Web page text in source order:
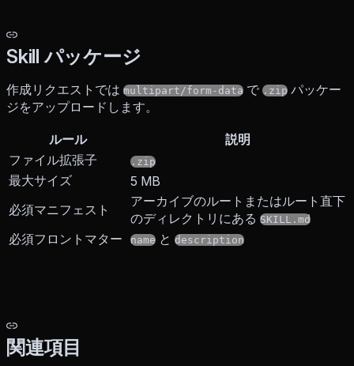
Skill パッケージ
作成リクエストでは multipart/form-data で .zip パッケー
ジをアップロードします。
ルール
説明
ファイル拡張子
.zip
最大サイズ
5 MB
必須マニフェスト
アーカイブのルートまたはルート直下
のディレクトリにある SKILL.md
必須フロントマター name と description
関連項目